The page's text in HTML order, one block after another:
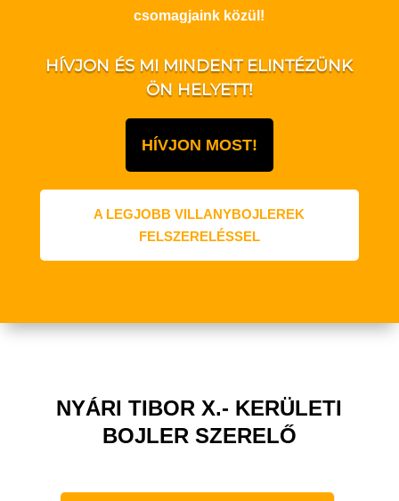
csomagjaink közül!
HÍVJON ÉS MI MINDENT ELINTÉZÜNK
ÖN HELYETT!
HÍVJON MOST!
A LEGJOBB VILLANYBOJLEREK
FELSZERELÉSSEL
NYÁRI TIBOR X.- KERÜLETI
BOJLER SZERELŐ